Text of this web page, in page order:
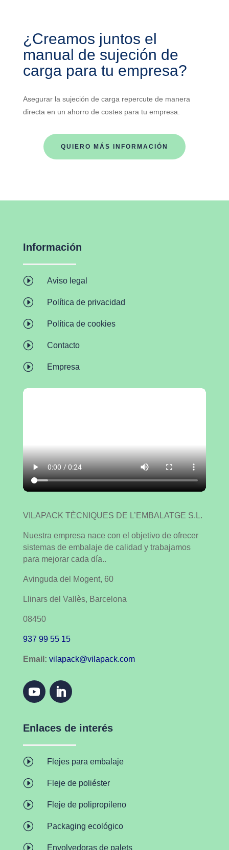
¿Creamos juntos el
manual de sujeción de
carga para tu empresa?
Asegurar la sujeción de carga repercute de manera
directa en un ahorro de costes para tu empresa.
QUIERO MÁS INFORMACIÓN
VILAPACK TÈCNIQUES DE L’EMBALATGE S.L.
Nuestra empresa nace con el objetivo de ofrecer
sistemas de embalaje de calidad y trabajamos
para mejorar cada día..
Avinguda del Mogent, 60
Llinars del Vallès, Barcelona
08450
937 99 55 15
Email: vilapack@vilapack.com
Enlaces de interés
I Flejes para embalaje
I Fleje de poliéster
I Fleje de polipropileno
I Packaging ecológico
I Envolvedoras de palets
Información
I Aviso legal
I Política de privacidad
I Política de cookies
I Contacto
I Empresa